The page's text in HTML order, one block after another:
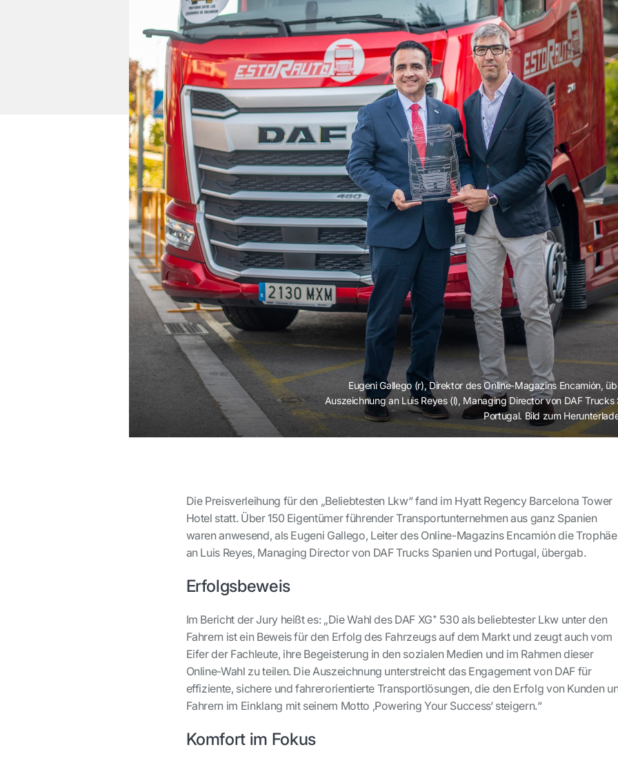
Eugeni Gallego (r), Direktor des Online-Magazins Encamión,
Auszeichnung an Luis Reyes (l), Managing Director von DAF Trucks
Portugal. Bild zum
Die Preisverleihung für den „Beliebtesten Lkw“ fand im Hyatt Regency Barcelona Tower
Hotel statt. Über 150 Eigentümer führender Transportunternehmen aus ganz Spanien
waren anwesend, als Eugeni Gallego, Leiter des Online-Magazins Encamión die Trophäe
an Luis Reyes, Managing Director von DAF Trucks Spanien und Portugal, übergab.
Erfolgsbeweis
Im Bericht der Jury heißt es: „Die Wahl des DAF XG⁺ 530 als beliebtester Lkw unter den
Fahrern ist ein Beweis für den Erfolg des Fahrzeugs auf dem Markt und zeugt auch vom
Eifer der Fachleute, ihre Begeisterung in den sozialen Medien und im Rahmen dieser
Online-Wahl zu teilen. Die Auszeichnung unterstreicht das Engagement von DAF für
effiziente, sichere und fahrerorientierte Transportlösungen, die den Erfolg von Kunden
Fahrern im Einklang mit seinem Motto ‚Powering Your Success‘ steigern.“
Komfort im Fokus